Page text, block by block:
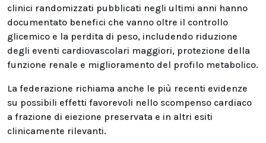
clinici randomizzati pubblicati negli ultimi anni hanno
documentato benefici che vanno oltre il controllo
glicemico e la perdita di peso, includendo riduzione
degli eventi cardiovascolari maggiori, protezione della
funzione renale e miglioramento del profilo metabolico.
La federazione richiama anche le più recenti evidenze
su possibili effetti favorevoli nello scompenso cardiaco
a frazione di eiezione preservata e in altri esiti
clinicamente rilevanti.